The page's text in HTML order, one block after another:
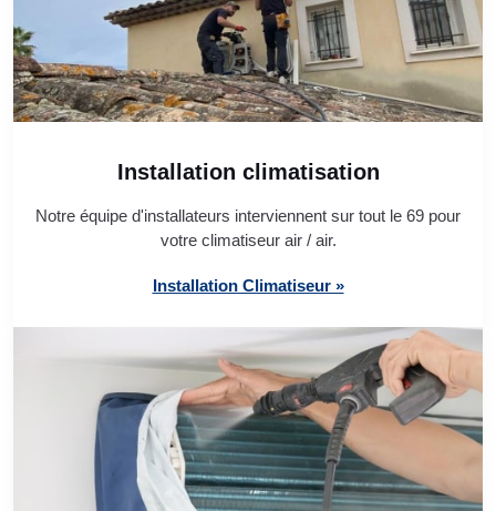
Installation climatisation
Notre équipe d'installateurs interviennent sur tout le 69 pour
votre climatiseur air / air.
Installation Climatiseur »